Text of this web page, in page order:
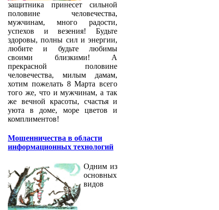
защитника принесет сильной
половине человечества,
мужчинам, много радости,
успехов и везения! Будьте
здоровы, полны сил и энергии,
любите и будьте любимы
своими близкими! А
прекрасной половине
человечества, милым дамам,
хотим пожелать 8 Марта всего
того же, что и мужчинам, а так
же вечной красоты, счастья и
уюта в доме, море цветов и
комплиментов!
Мошенничества в области
информационных технологий
Одним из
основных
видов